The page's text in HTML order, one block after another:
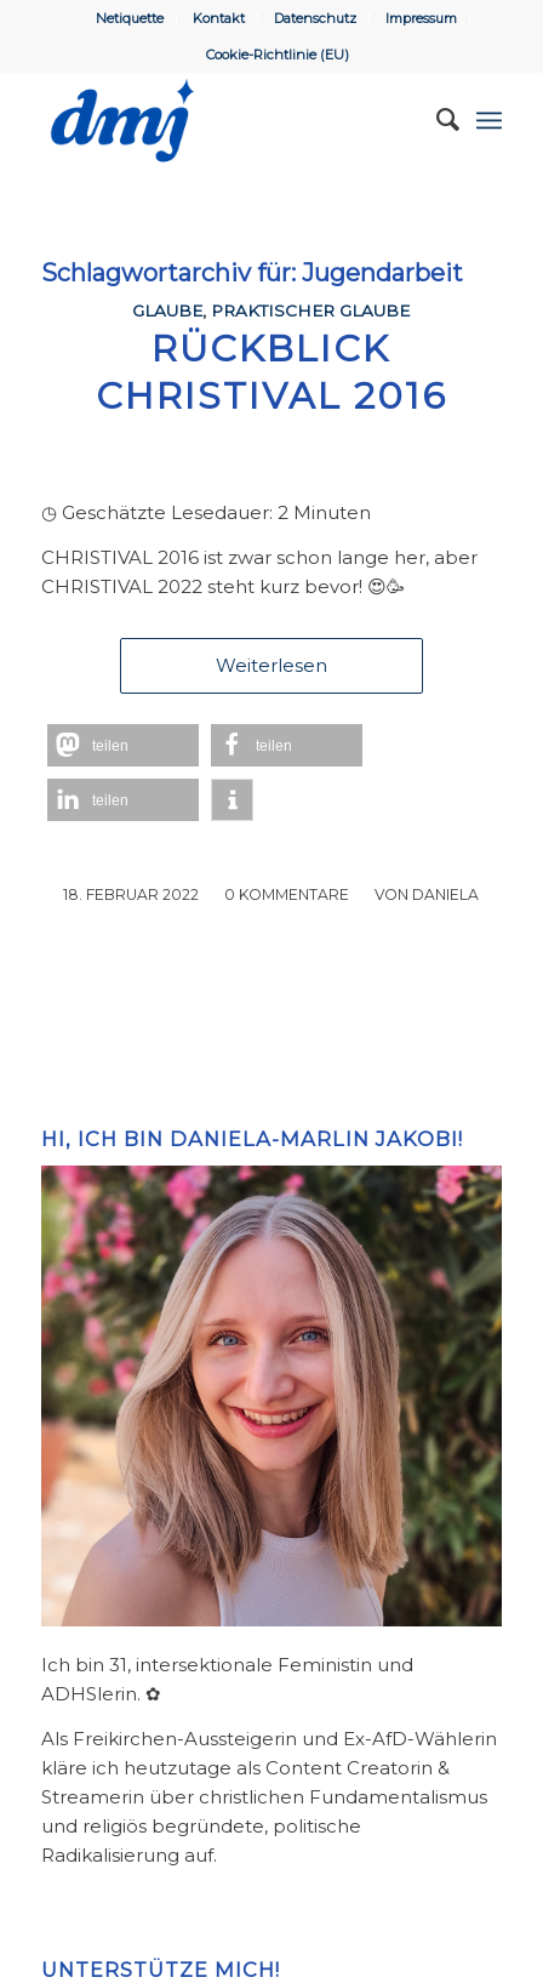
Netiquette Kontakt Datenschutz Impressum
Cookie-Richtlinie (EU)
Schlagwortarchiv für: Jugendarbeit
GLAUBE, PRAKTISCHER GLAUBE
RÜCKBLICK
CHRISTIVAL 2016
◷ Geschätzte Lesedauer: 2 Minuten
CHRISTIVAL 2016 ist zwar schon lange her, aber
CHRISTIVAL 2022 steht kurz bevor! 😍🥳
Weiterlesen
teilen teilen
teilen
18. FEBRUAR 2022
/ 0 KOMMENTARE
/ VON DANIELA
HI, ICH BIN DANIELA-MARLIN JAKOBI!
Ich bin 31, intersektionale Feministin und
ADHSlerin. ✿
Als Freikirchen-Aussteigerin und Ex-AfD-Wählerin
kläre ich heutzutage als Content Creatorin &
Streamerin über christlichen Fundamentalismus
und religiös begründete, politische
Radikalisierung auf.
UNTERSTÜTZE MICH!